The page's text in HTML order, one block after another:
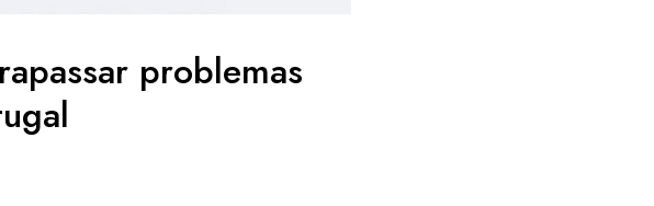
problemas